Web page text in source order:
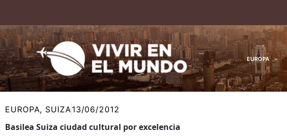
contenido
EUROPA
EUROPA, SUIZA13/06/2012
Basilea Suiza ciudad cultural por excelencia